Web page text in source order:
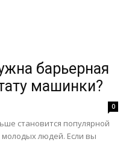
барьерная
машинки?
0
становится популярной
молодых людей. Если вы